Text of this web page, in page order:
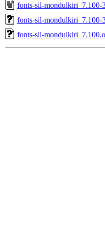
fonts-sil-mondulkiri_7.100-
fonts-sil-mondulkiri_7.100-
fonts-sil-